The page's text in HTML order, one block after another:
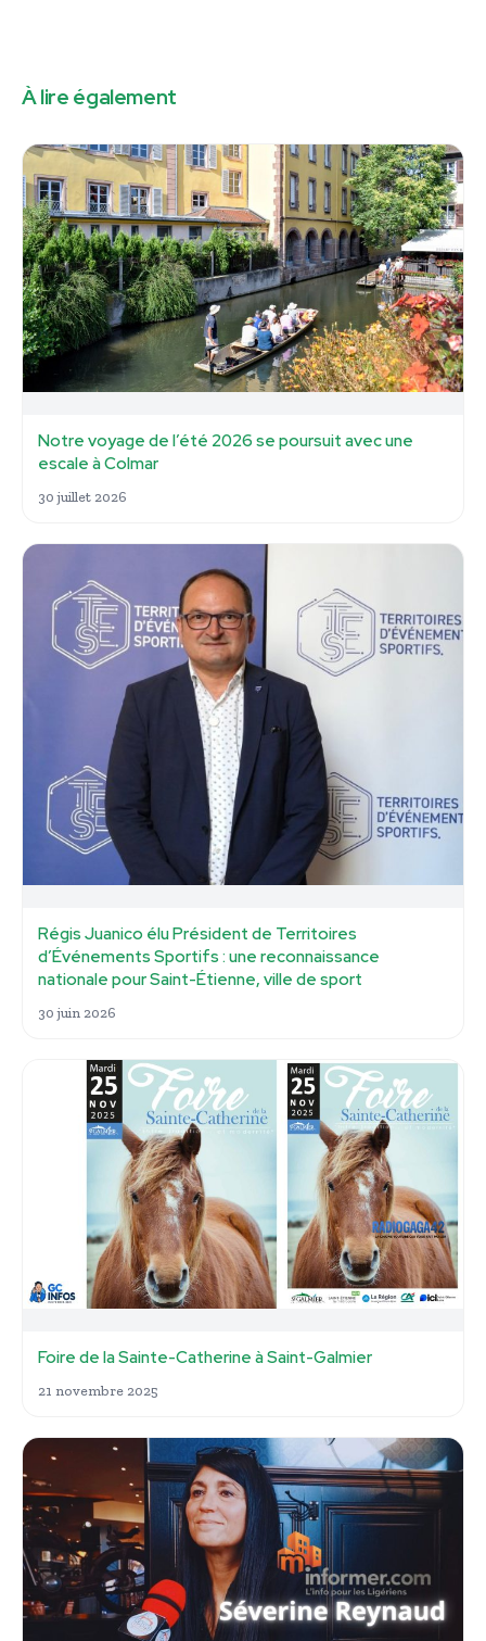
À lire également
Notre voyage de l’été 2026 se poursuit avec une
escale à Colmar
30 juillet 2026
Régis Juanico élu Président de Territoires
d’Événements Sportifs : une reconnaissance
nationale pour Saint-Étienne, ville de sport
30 juin 2026
Foire de la Sainte-Catherine à Saint-Galmier
21 novembre 2025